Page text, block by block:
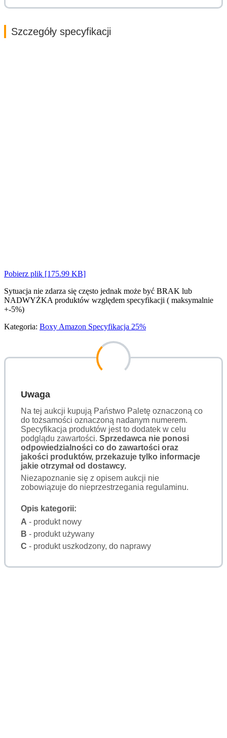
Szczegóły specyfikacji
Pobierz plik [175.99 KB]
Sytuacja nie zdarza się często jednak może być BRAK lub
NADWYŻKA produktów względem specyfikacji ( maksymalnie
+-5%)
Kategoria: Boxy Amazon Specyfikacja 25%
Uwaga
Na tej aukcji kupują Państwo Paletę oznaczoną co
do tożsamości oznaczoną nadanym numerem.
Specyfikacja produktów jest to dodatek w celu
podglądu zawartości. Sprzedawca nie ponosi
odpowiedzialności co do zawartości oraz
jakości produktów, przekazuje tylko informacje
jakie otrzymał od dostawcy.
Niezapoznanie się z opisem aukcji nie
zobowiązuje do nieprzestrzegania regulaminu.
Opis kategorii:
A - produkt nowy
B - produkt używany
C - produkt uszkodzony, do naprawy